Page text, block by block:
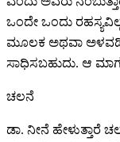
ಒಂದೇ ಒಂದು
ಮೂಲಕ ಅಥವಾ
ಸಾಧಿಸಬಹುದು. ಆ
ಚಲನೆ
ಡಾ. ನೀನೆ ಹೇಳುತ್ತಾರೆ